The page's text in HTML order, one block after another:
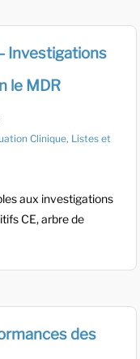
Investigations
le MDR
Clinique, Listes et
aux investigations
CE, arbre de
des